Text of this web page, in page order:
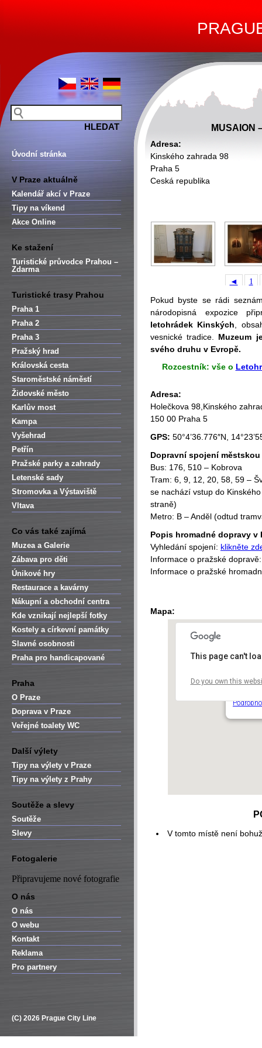
Úvodní stránka
V Praze aktuálně
Kalendář akcí v Praze
Tipy na víkend
Akce Online
Ke stažení
Turistické průvodce Prahou –
Zdarma
Turistické trasy Prahou
Praha 1
Praha 2
Praha 3
Pražský hrad
Královská cesta
Staroměstské náměstí
Židovské město
Karlův most
Kampa
Vyšehrad
Petřín
Pražské parky a zahrady
Letenské sady
Stromovka a Výstaviště
Vltava
Co vás také zajímá
Muzea a Galerie
Zábava pro děti
Únikové hry
Restaurace a kavárny
Nákupní a obchodní centra
Kde vznikají nejlepší fotky
Kostely a církevní památky
Slavné osobnosti
Praha pro handicapované
Praha
O Praze
Doprava v Praze
Veřejné toalety WC
Další výlety
Tipy na výlety v Praze
Tipy na výlety z Prahy
Soutěže a slevy
Soutěže
Slevy
Fotogalerie
Připravujeme nové fotografie
O nás
O nás
O webu
Kontakt
Reklama
Pro partnery
(C) 2026 Prague City Line
MUSAION
Adresa:
Kinského zahrada 98
Praha 5
Ceská republika
◄
1
Pokud byste se rádi
národopisná expozice
letohrádek Kinských ,
vesnické tradice. Muzeum
svého druhu v Evropě.
Rozcestník: vše o
Adresa:
Holečkova 98,Kinského
150 00 Praha 5
GPS: 50°4’36.776″N,
Dopravní spojení
Bus: 176, 510 – Kobrova
Tram: 6, 9, 12, 20, 58, 59 –
se nachází vstup do
straně)
Metro: B – Anděl (odtud
Popis hromadné dopravy v
Vyhledání spojení: klikněte
Informace o pražské
Informace o pražské
Mapa:
This page can't
Do you own this
V tomto místě není